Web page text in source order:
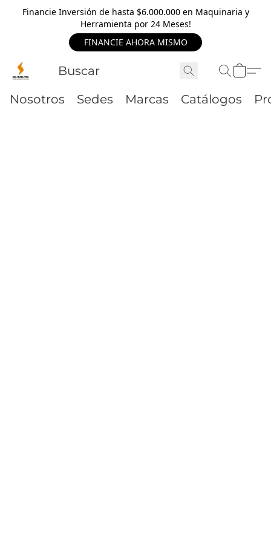
Financie Inversión de hasta $6.000.000 en Maquinaria y
Herramienta por 24 Meses!
FINANCIE AHORA MISMO
Nosotros Sedes Marcas Catálogos